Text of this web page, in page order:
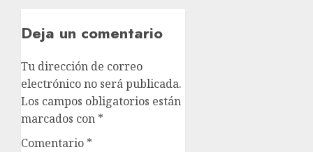
Deja un comentario
Tu dirección de correo
electrónico no será publicada.
Los campos obligatorios están
marcados con *
Comentario *